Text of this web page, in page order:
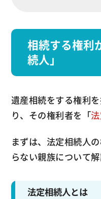
相続する権利
続人」
遺産相続をする権利
り、その権利者を「
まずは、法定相続人
らない親族について解
法定相続人とは